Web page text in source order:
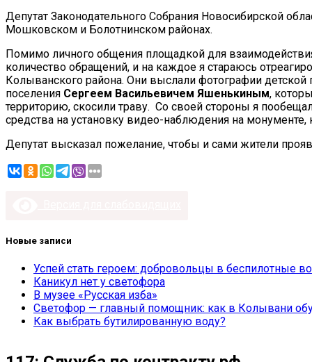
Депутат Законодательного Собрания Новосибирской
Мошковском и Болотнинском районах.
Помимо личного общения площадкой для
количество обращений, и на каждое я стараюсь
Колыванского района. Они выслали фотографии
поселения Сергеем Васильевичем Яшенькиным,
территорию, скосили траву. Со своей стороны я
средства на установку видео-наблюдения на
Депутат высказал пожелание, чтобы и сами жители
Новые записи
Успей стать героем: добровольцы в беспилотные
Каникул нет у светофора
В музее «Русская изба»
Светофор — главный помощник: как в Колывани
Как выбрать бутилированную воду?